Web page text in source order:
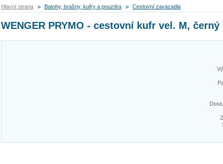
Hlavní strana Batohy, brašny, kufry a pouzdra Cestovní zavazadla
WENGER PRYMO - cestovní kufr vel. M, černý